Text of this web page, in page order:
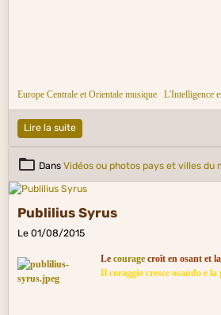
Europe Centrale et Orientale musique L'Intelligence
Lire la suite
Dans Vidéos ou photos pays et villes du
Publilius Syrus
Le 01/08/2015
Le couragecroît en osant et
Il coraggio cresce osando e